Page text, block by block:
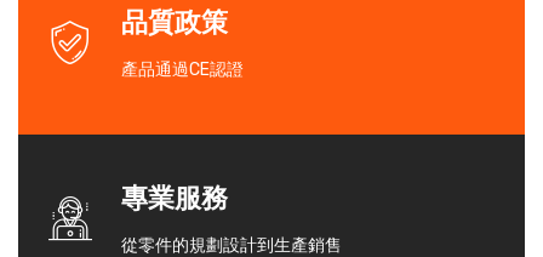
品質政策
產品通過CE認證
專業服務
從零件的規劃設計到生產銷售